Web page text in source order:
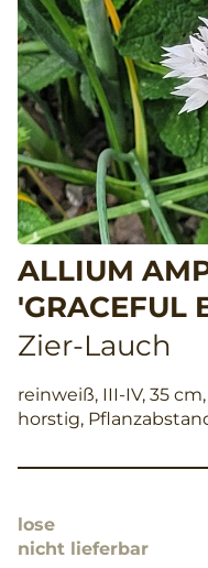
ALLIUM
'GRACEFUL
Zier-Lauch
reinweiß, III-IV, 35
horstig,
lose
nicht lieferbar